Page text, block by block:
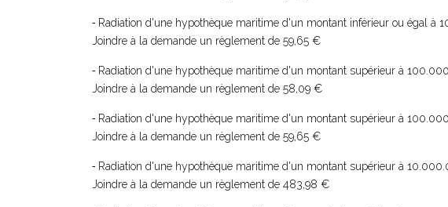
- Radiation d'une hypothèque maritime d'un montant inférieur ou égal à
Joindre à la demande un règlement de 59,65 €
- Radiation d'une hypothèque maritime d'un montant supérieur à
Joindre à la demande un règlement de 58,09 €
- Radiation d'une hypothèque maritime d'un montant supérieur à
Joindre à la demande un règlement de 59,65 €
- Radiation d'une hypothèque maritime d'un montant supérieur à
Joindre à la demande un règlement de 483,98 €